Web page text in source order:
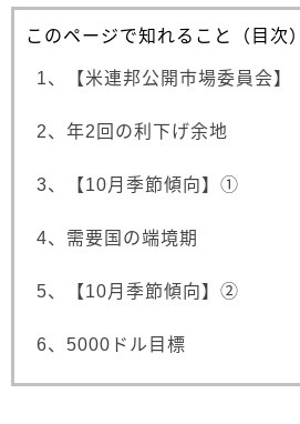
このページで知れること（目次）
1、【米連邦公開市場委員会】
2、年2回の利下げ余地
3、【10月季節傾向】①
4、需要国の端境期
5、【10月季節傾向】②
6、5000ドル目標